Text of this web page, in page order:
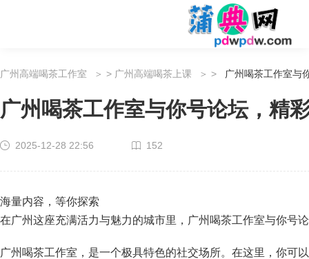
广州高端喝茶工作室 > 广州高端喝茶上课 > 广州喝茶工作室与
广州喝茶工作室与你号论坛，精
2025-12-28 22:56 152
海量内容，等你探索
在广州这座充满活力与魅力的城市里，广州喝茶工作室与你号
广州喝茶工作室，是一个极具特色的社交场所。在这里，你可